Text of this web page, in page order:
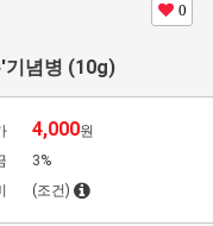
0
기념병 (10g)
4,000원
3%
(조건)